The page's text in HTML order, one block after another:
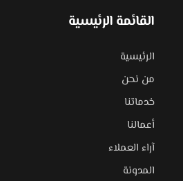
القائمة الرئيسية
الرئيسية
من نحن
خدماتنا
أعمالنا
آراء العملاء
المدونة